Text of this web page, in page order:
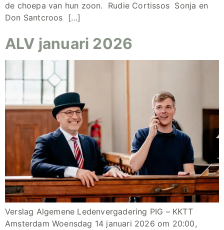
de choepa van hun zoon. Rudie Cortissos Sonja en
Don Santcroos […]
ALV januari 2026
Verslag Algemene Ledenvergadering PIG – KKTT
Amsterdam Woensdag 14 januari 2026 om 20:00,